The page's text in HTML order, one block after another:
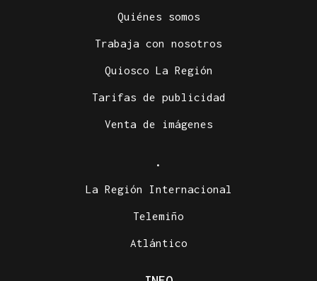
Quiénes somos
Trabaja con nosotros
Quiosco La Región
Tarifas de publicidad
Venta de imágenes
.
La Región Internacional
Telemiño
Atlántico